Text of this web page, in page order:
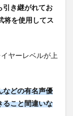
引き継がれてお
将を使用してス
ヤーレベルが上
などの有名声優
ること間違いな